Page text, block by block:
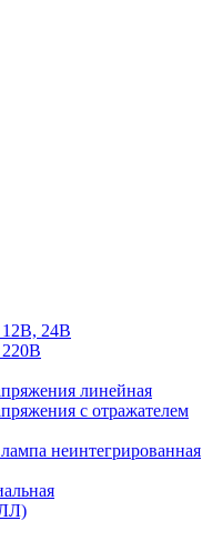
12В, 24В
220В
линейная
с отражателем
неинтегрированная